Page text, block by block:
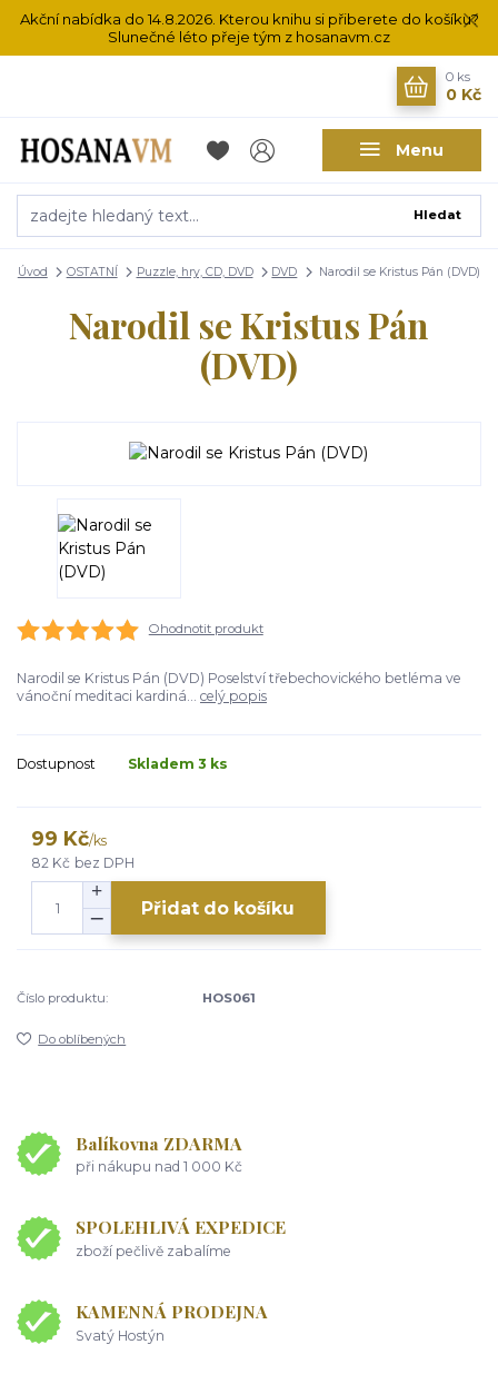
Akční nabídka do 14.8.2026. Kterou knihu si přiberete do košíku?
Slunečné léto přeje tým z hosanavm.cz
Menu
Hledat
0 ks
0 Kč
Úvod OSTATNÍ Puzzle, hry, CD, DVD DVD Narodil se Kristus Pán (DVD)
Narodil se Kristus Pán
(DVD)
Ohodnotit produkt
Narodil se Kristus Pán (DVD) Poselství třebechovického betléma ve
vánoční meditaci kardiná... celý popis
Dostupnost Skladem 3 ks
99 Kč/ks
82 Kč bez DPH
Přidat do košíku
Číslo produktu: HOS061
Do oblíbených
Balíkovna ZDARMA
při nákupu nad 1 000 Kč
SPOLEHLIVÁ EXPEDICE
zboží pečlivě zabalíme
KAMENNÁ PRODEJNA
Svatý Hostýn